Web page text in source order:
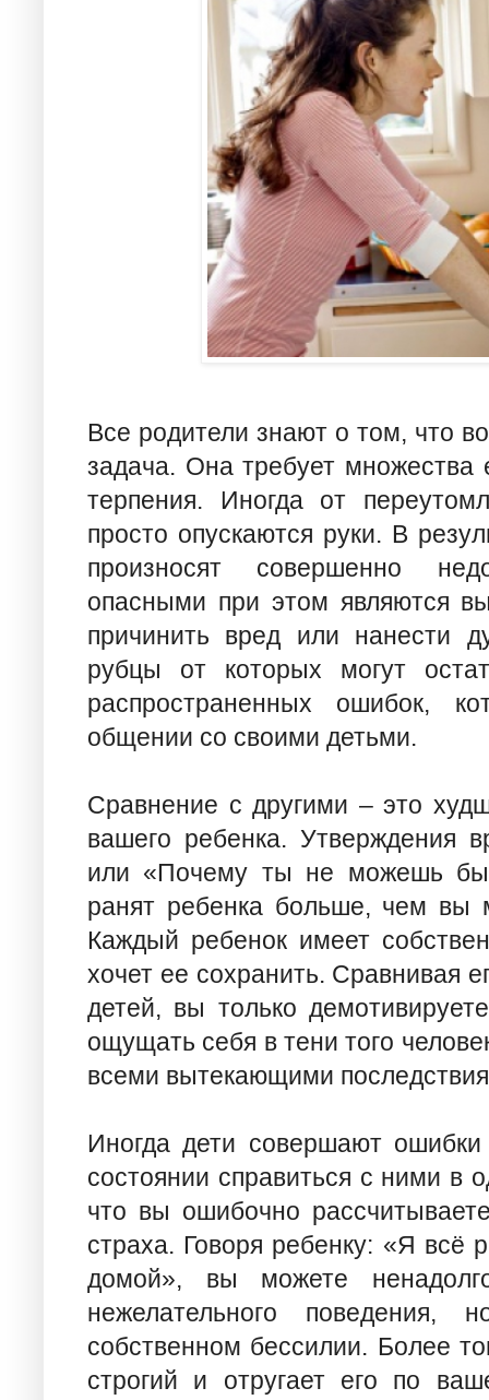
Все родители знают о том, что
задача. Она требует
терпения. Иногда от
просто опускаются руки. В
произносят совершенно
опасными при этом являются
причинить вред или нанести
рубцы от которых могут
распространенных ошибок,
общении со своими детьми.
Сравнение с другими – это
вашего ребенка. Утверждения
или «Почему ты не можешь
ранят ребенка больше, чем вы
Каждый ребенок имеет
хочет ее сохранить. Сравнивая
детей, вы только
ощущать себя в тени того
всеми вытекающими
Иногда дети совершают
состоянии справиться с ними в
что вы ошибочно
страха. Говоря ребенку: «Я всё
домой», вы можете
нежелательного
собственном бессилии. Более
строгий и отругает его по